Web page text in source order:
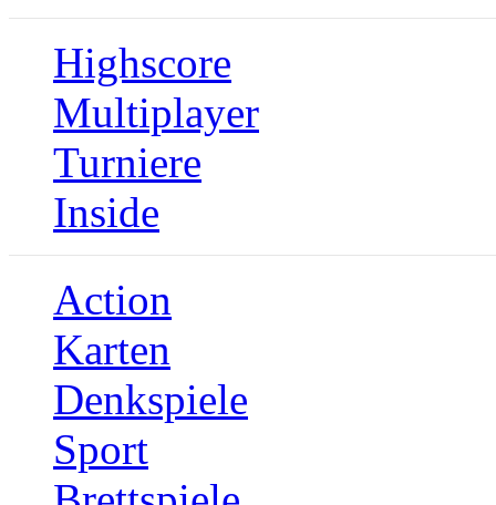
Highscore
Multiplayer
Turniere
Inside
Action
Karten
Denkspiele
Sport